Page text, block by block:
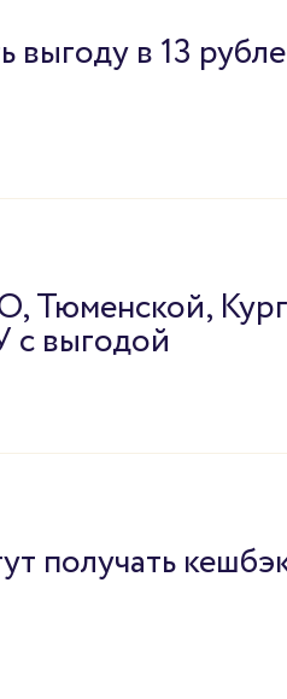
выгоду в 13
Тюменской,
с выгодой
получать